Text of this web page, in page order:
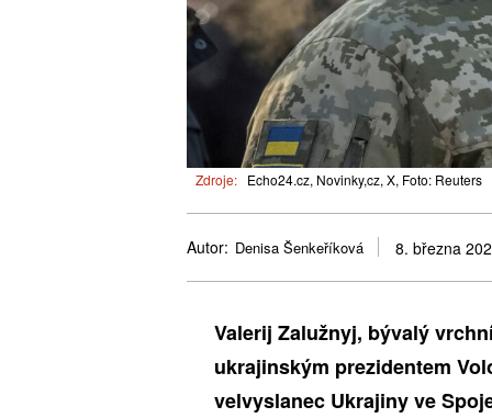
Zdroje: Echo24.cz, Novinky,cz, X, Foto: Reuters
Autor: Denisa Šenkeříková 8. března
Valerij Zalužnyj, bývalý
ukrajinským prezidentem
velvyslanec Ukrajiny ve